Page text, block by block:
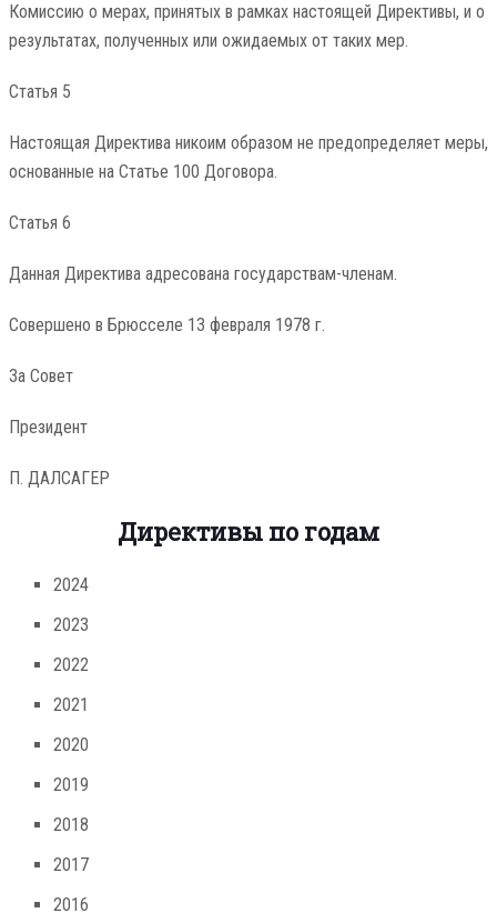
Комиссию о мерах, принятых в рамках настоящей Директивы, и о
результатах, полученных или ожидаемых от таких мер.
Статья 5
Настоящая Директива никоим образом не предопределяет меры,
основанные на Статье 100 Договора.
Статья 6
Данная Директива адресована государствам-членам.
Совершено в Брюсселе 13 февраля 1978 г.
За Совет
Президент
П. ДАЛСАГЕР
Директивы по годам
2024
2023
2022
2021
2020
2019
2018
2017
2016